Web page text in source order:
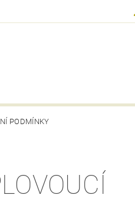
PODMÍNKY